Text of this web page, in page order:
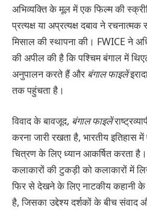
अभिव्यक्ति के मूल में एक फिल्म की
प्रत्यक्ष या अप्रत्यक्ष दबाव ने
मिसाल की स्थापना की। FWICE ने
की अपील की है कि पश्चिम बंगाल में
अनुपालन करते हैं और बंगाल फाइलें
तक पहुंचता है।
विवाद के बावजूद, बंगाल फाइलें
करना जारी रखता है, भारतीय इतिहास
चित्रण के लिए ध्यान आकर्षित करता
कलाकारों की टुकड़ी को कलाकारों में
फिर से देखने के लिए नाटकीय कहानी के
है, जिसका उद्देश्य दर्शकों के बीच संवाद